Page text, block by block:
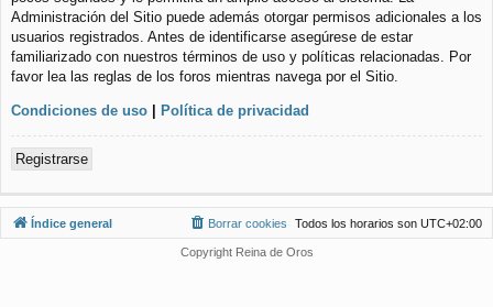
Administración del Sitio puede además otorgar permisos adicionales a los
usuarios registrados. Antes de identificarse asegúrese de estar
familiarizado con nuestros términos de uso y políticas relacionadas. Por
favor lea las reglas de los foros mientras navega por el Sitio.
Condiciones de uso | Política de privacidad
Registrarse
Índice general Todos los horarios son UTC+02:00
Borrar cookies
Copyright Reina de Oros